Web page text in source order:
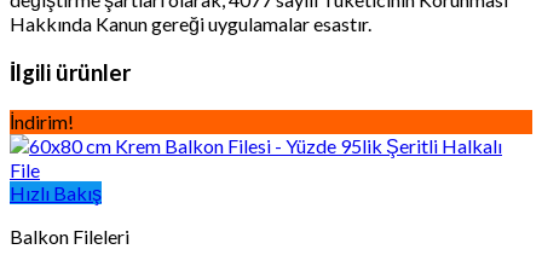
Hakkında Kanun gereği uygulamalar esastır.
İlgili ürünler
İndirim!
Hızlı Bakış
Balkon Fileleri